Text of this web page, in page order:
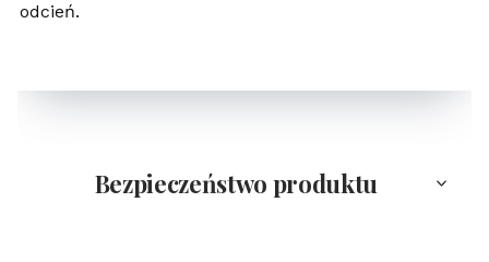
odcień.
Bezpieczeństwo produktu